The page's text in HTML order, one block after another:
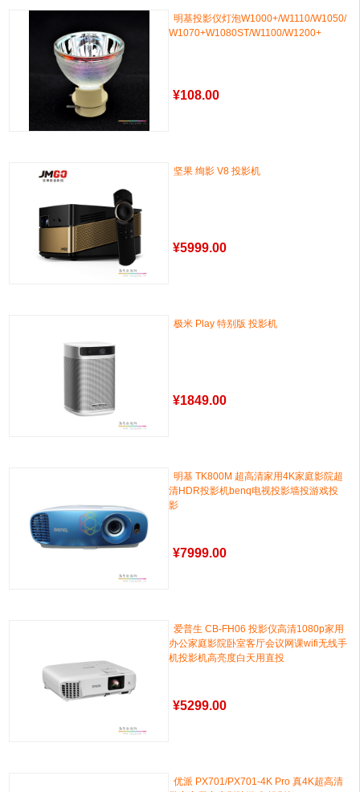
明基投影仪灯泡W1000+/W1110/W1050/
W1070+W1080ST/W1100/W1200+
¥108.00
坚果 绚影 V8 投影机
¥5999.00
极米 Play 特别版 投影机
¥1849.00
明基 TK800M 超高清家用4K家庭影院超
清HDR投影机benq电视投影墙投游戏投
影
¥7999.00
爱普生 CB-FH06 投影仪高清1080p家用
办公家庭影院卧室客厅会议网课wifi无线手
机投影机高亮度白天用直投
¥5299.00
优派 PX701/PX701-4K Pro 真4K超高清